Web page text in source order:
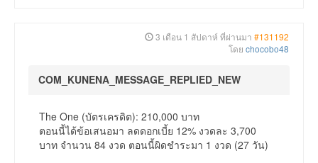
3 เดือน 1 สัปดาห์ ที่ผ่านมา #131192
โดย chocobo48
COM_KUNENA_MESSAGE_REPLIED_NEW
The One (บัตรเครดิต): 210,000 บาท
ตอนนี้ได้ข้อเสนอมา ลดดอกเบี้ย 12% งวดละ 3,700
บาท จำนวน 84 งวด ตอนนี้ผิดชำระมา 1 งวด (27 วัน)